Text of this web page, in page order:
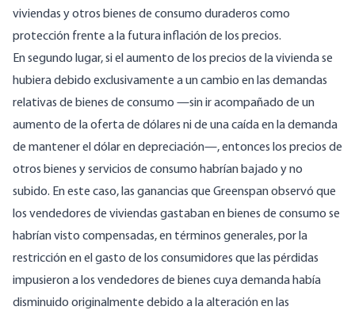
viviendas y otros bienes de consumo duraderos como
protección frente a la futura inflación de los precios.
En segundo lugar, si el aumento de los precios de la vivienda se
hubiera debido exclusivamente a un cambio en las demandas
relativas de bienes de consumo —sin ir acompañado de un
aumento de la oferta de dólares ni de una caída en la demanda
de mantener el dólar en depreciación—, entonces los precios de
otros bienes y servicios de consumo habrían bajado y no
subido. En este caso, las ganancias que Greenspan observó que
los vendedores de viviendas gastaban en bienes de consumo se
habrían visto compensadas, en términos generales, por la
restricción en el gasto de los consumidores que las pérdidas
impusieron a los vendedores de bienes cuya demanda había
disminuido originalmente debido a la alteración en las